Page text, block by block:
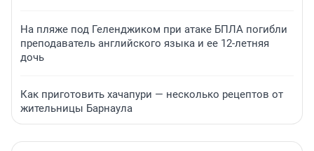
На пляже под Геленджиком при атаке БПЛА погибли
преподаватель английского языка и ее 12-летняя
дочь
Как приготовить хачапури — несколько рецептов от
жительницы Барнаула